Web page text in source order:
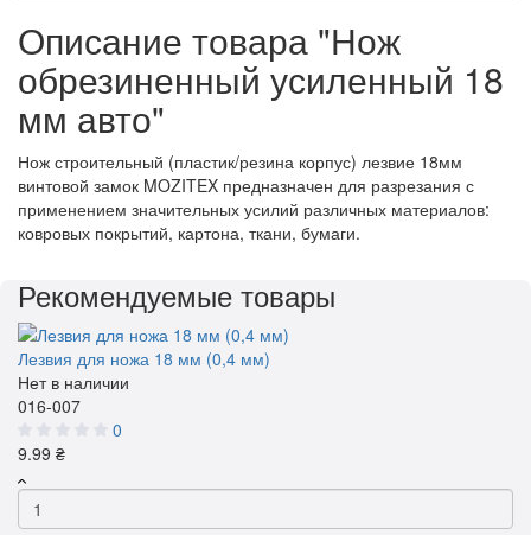
Описание товара "Нож
обрезиненный усиленный 18
мм авто"
Нож строительный (пластик/резина корпус) лезвие 18мм
винтовой замок MOZITEX предназначен для разрезания с
применением значительных усилий различных материалов:
ковровых покрытий, картона, ткани, бумаги.
Рекомендуемые товары
Лезвия для ножа 18 мм (0,4 мм)
Нет в наличии
016-007
0
9.99 ₴